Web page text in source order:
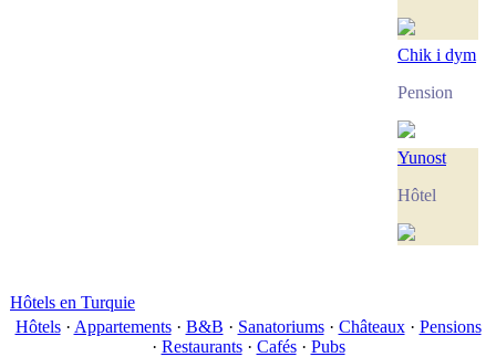
Chik i dym
Pension
Yunost
Hôtel
Hôtels en Turquie
Hôtels· Appartements· B&B · Sanatoriums· Châteaux· Pensions
· Restaurants· Cafés· Pubs